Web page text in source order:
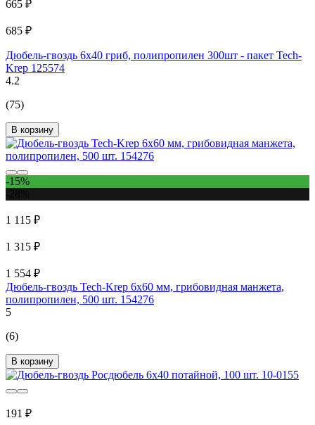
665 ₽
685 ₽
Дюбель-гвоздь 6х40 гриб, полипропилен 300шт - пакет Tech-
Krep 125574
4.2
(75)
В корзину
-15%
1 115 ₽
1 315 ₽
1 554 ₽
Дюбель-гвоздь Tech-Krep 6x60 мм, грибовидная манжета,
полипропилен, 500 шт. 154276
5
(6)
В корзину
191 ₽